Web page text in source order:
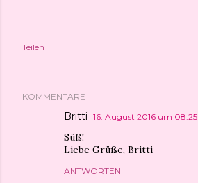
Teilen
KOMMENTARE
Britti 16. August 2016 um 08:25
Süß!
Liebe Grüße, Britti
ANTWORTEN